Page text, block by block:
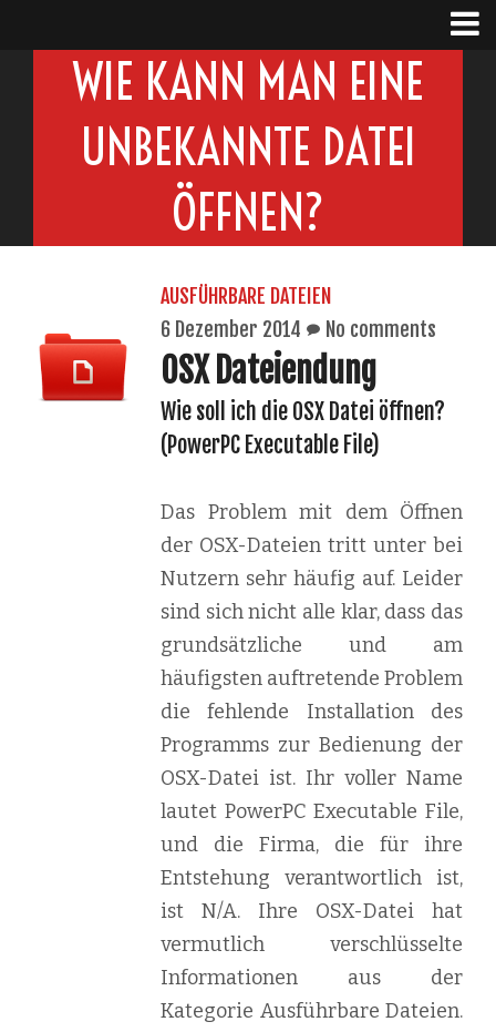
WIE KANN MAN EINE
UNBEKANNTE DATEI
ÖFFNEN?
AUSFÜHRBARE DATEIEN
6 Dezember 2014
No comments
OSX Dateiendung
Wie soll ich die OSX Datei öffnen?
(PowerPC Executable File)
Das Problem mit dem Öffnen
der OSX-Dateien tritt unter bei
Nutzern sehr häufig auf. Leider
sind sich nicht alle klar, dass das
grundsätzliche und am
häufigsten auftretende Problem
die fehlende Installation des
Programms zur Bedienung der
OSX-Datei ist. Ihr voller Name
lautet PowerPC Executable File,
und die Firma, die für ihre
Entstehung verantwortlich ist,
ist N/A. Ihre OSX-Datei hat
vermutlich verschlüsselte
Informationen aus der
Kategorie Ausführbare Dateien.